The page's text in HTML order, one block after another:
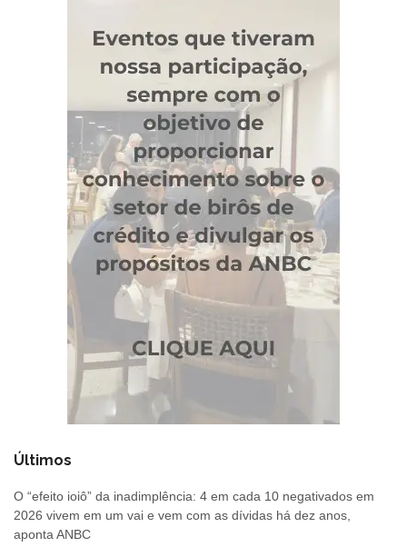
Últimos
O “efeito ioiô” da inadimplência: 4 em cada 10 negativados em
2026 vivem em um vai e vem com as dívidas há dez anos,
aponta ANBC